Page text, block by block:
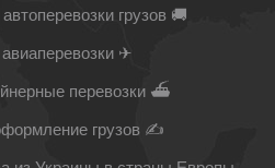
грузов 🚚
✈
перевозки ⛴
грузов ✍